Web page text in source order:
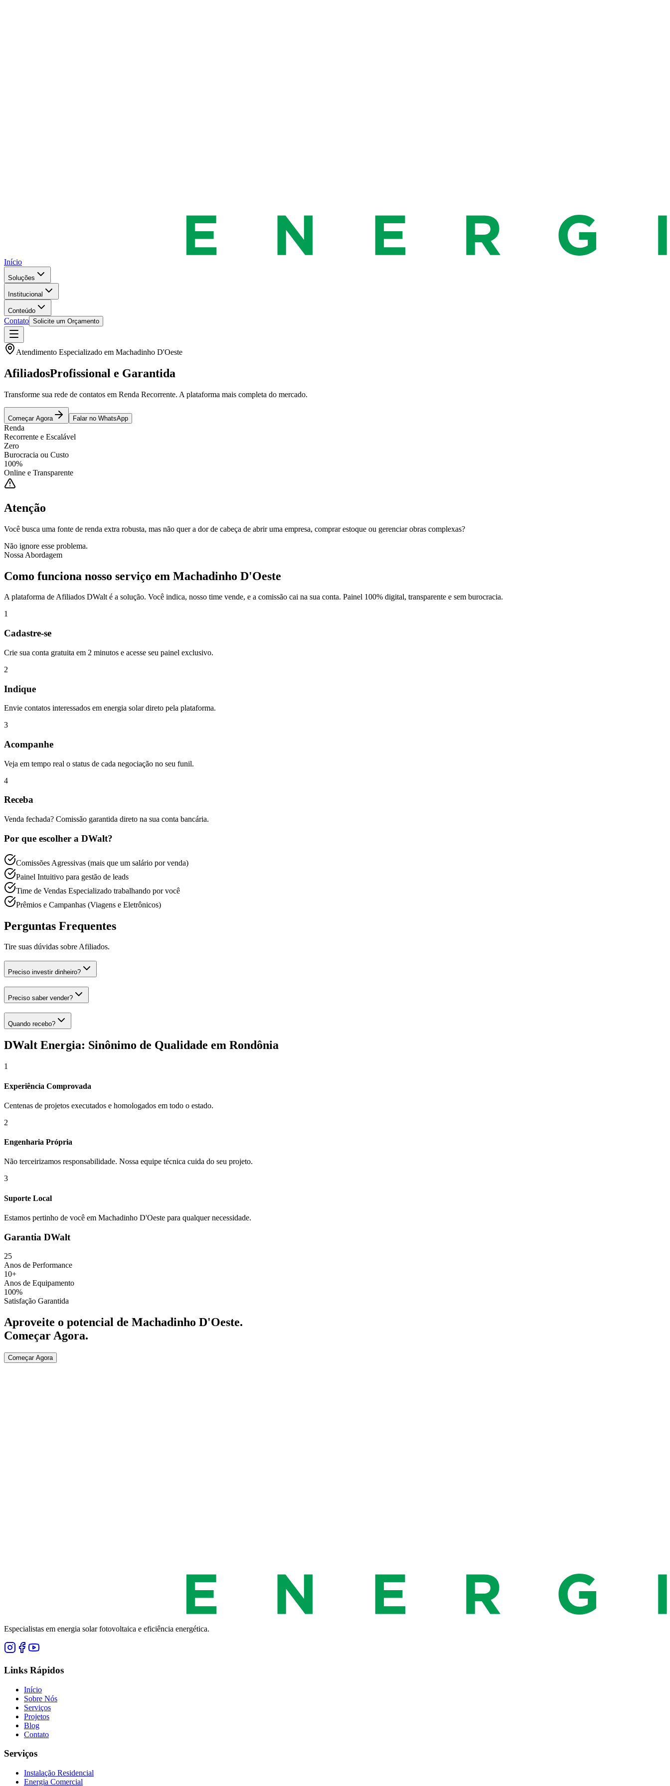
Início
Soluções
Institucional
Conteúdo
Contato Solicite um Orçamento
Atendimento Especializado em Machadinho D'Oeste
AfiliadosProfissional e Garantida
Transforme sua rede de contatos em Renda Recorrente. A plataforma mais completa do mercado.
Começar Agora Falar no WhatsApp
Renda
Recorrente e Escalável
Zero
Burocracia ou Custo
100%
Online e Transparente
Atenção
Você busca uma fonte de renda extra robusta, mas não quer a dor de cabeça de abrir uma empresa, comprar estoque ou gerenciar obras complexas?
Não ignore esse problema.
Nossa Abordagem
Como funciona nosso serviço em Machadinho D'Oeste
A plataforma de Afiliados DWalt é a solução. Você indica, nosso time vende, e a comissão cai na sua conta. Painel 100% digital, transparente e sem burocracia.
1
Cadastre-se
Crie sua conta gratuita em 2 minutos e acesse seu painel exclusivo.
2
Indique
Envie contatos interessados em energia solar direto pela plataforma.
3
Acompanhe
Veja em tempo real o status de cada negociação no seu funil.
4
Receba
Venda fechada? Comissão garantida direto na sua conta bancária.
Por que escolher a DWalt?
Comissões Agressivas (mais que um salário por venda)
Painel Intuitivo para gestão de leads
Time de Vendas Especializado trabalhando por você
Prêmios e Campanhas (Viagens e Eletrônicos)
Perguntas Frequentes
Tire suas dúvidas sobreAfiliados.
Preciso investir dinheiro?
Preciso saber vender?
Quando recebo?
DWalt Energia: Sinônimo de Qualidade em Rondônia
1
Experiência Comprovada
Centenas de projetos executados e homologados em todo o estado.
2
Engenharia Própria
Não terceirizamos responsabilidade. Nossa equipe técnica cuida do seu projeto.
3
Suporte Local
Estamos pertinho de você em Machadinho D'Oeste para qualquer necessidade.
Garantia DWalt
25
Anos de Performance
10+
Anos de Equipamento
100%
Satisfação Garantida
Aproveite o potencial de Machadinho D'Oeste.
Começar Agora.
Começar Agora
Especialistas em energia solar fotovoltaica e eficiência energética.
Links Rápidos
Início
Sobre Nós
Serviços
Projetos
Blog
Contato
Serviços
Instalação Residencial
Energia Comercial